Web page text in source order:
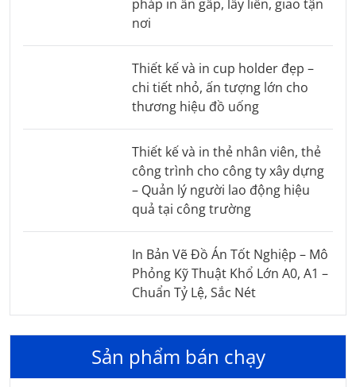
pháp in ấn gấp, lấy liền, giao tận
nơi
Thiết kế và in cup holder đẹp –
chi tiết nhỏ, ấn tượng lớn cho
thương hiệu đồ uống
Thiết kế và in thẻ nhân viên, thẻ
công trình cho công ty xây dựng
– Quản lý người lao động hiệu
quả tại công trường
In Bản Vẽ Đồ Án Tốt Nghiệp – Mô
Phỏng Kỹ Thuật Khổ Lớn A0, A1 –
Chuẩn Tỷ Lệ, Sắc Nét
Sản phẩm bán chạy